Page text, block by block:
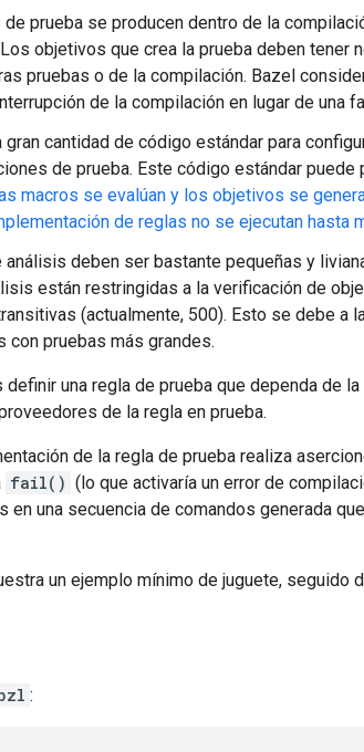
prueba se producen dentro de la
objetivos que crea la prueba deben tener
pruebas o de la compilación. Bazel
de la compilación en lugar de una
gran cantidad de código estándar para
de prueba. Este código estándar puede
macros se evalúan y los objetivos se
de reglas no se ejecutan hasta
análisis deben ser bastante pequeñas y
están restringidas a la verificación de
(actualmente, 500). Esto se debe a
con pruebas más grandes.
una regla de prueba que dependa de
de la regla en prueba.
de la regla de prueba realiza
fail() (lo que activaría un error de
en una secuencia de comandos generada
un ejemplo mínimo de juguete, seguido
: